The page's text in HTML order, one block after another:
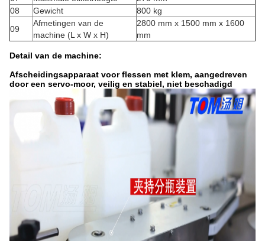
08
Gewicht
800 kg
09
Afmetingen van de
machine (L x W x H)
2800 mm x 1500 mm x 1600
mm
Detail van de machine:
Afscheidingsapparaat voor flessen met klem, aangedreven
door een servo-moor, veilig en stabiel, niet beschadigd